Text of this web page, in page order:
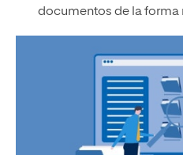
documentos de la forma